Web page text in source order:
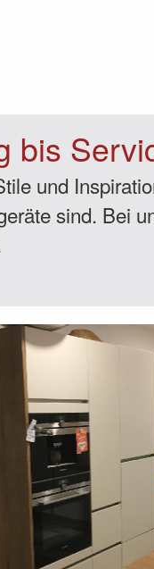
bis
und
sind. Bei